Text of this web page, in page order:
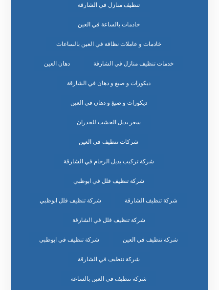
تنظيف منازل في الشارقة
خادمات بالساعة في العين
خادمات و عاملات نظافة في العين بالساعات
خدمات تنظيف منازل في الشارقة دهان العين
ديكورات و صبغ و دهان في الشارقة
ديكورات و صبغ و دهان في العين
سعر بديل الخشب للجدران
شركات تنظيف في العين
شركة تركيب بديل الرخام في الشارقة
شركة تنظيف فلل في ابوظبي
شركة تنظيف الشارقة شركة تنظيف فلل ابوظبي
شركة تنظيف فلل في الشارقة
شركة تنظيف في العين شركة تنظيف في ابوظبي
شركة تنظيف في الشارقة
شركة تنظيف في العين بالساعه